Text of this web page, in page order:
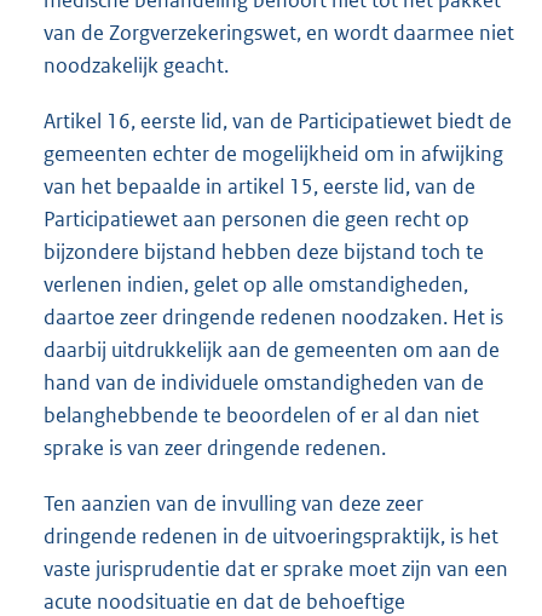
van de Zorgverzekeringswet, en wordt daarmee niet
noodzakelijk geacht.
Artikel 16, eerste lid, van de Participatiewet biedt de
gemeenten echter de mogelijkheid om in afwijking
van het bepaalde in artikel 15, eerste lid, van de
Participatiewet aan personen die geen recht op
bijzondere bijstand hebben deze bijstand toch te
verlenen indien, gelet op alle omstandigheden,
daartoe zeer dringende redenen noodzaken. Het is
daarbij uitdrukkelijk aan de gemeenten om aan de
hand van de individuele omstandigheden van de
belanghebbende te beoordelen of er al dan niet
sprake is van zeer dringende redenen.
Ten aanzien van de invulling van deze zeer
dringende redenen in de uitvoeringspraktijk, is het
vaste jurisprudentie dat er sprake moet zijn van een
acute noodsituatie en dat de behoeftige